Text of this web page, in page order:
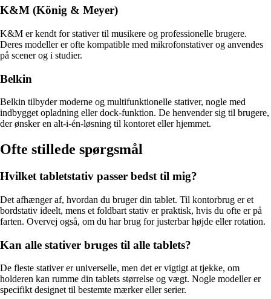
K&M (König & Meyer)
K&M er kendt for stativer til musikere og professionelle brugere.
Deres modeller er ofte kompatible med mikrofonstativer og anvendes
på scener og i studier.
Belkin
Belkin tilbyder moderne og multifunktionelle stativer, nogle med
indbygget opladning eller dock-funktion. De henvender sig til brugere,
der ønsker en alt-i-én-løsning til kontoret eller hjemmet.
Ofte stillede spørgsmål
Hvilket tabletstativ passer bedst til mig?
Det afhænger af, hvordan du bruger din tablet. Til kontorbrug er et
bordstativ ideelt, mens et foldbart stativ er praktisk, hvis du ofte er på
farten. Overvej også, om du har brug for justerbar højde eller rotation.
Kan alle stativer bruges til alle tablets?
De fleste stativer er universelle, men det er vigtigt at tjekke, om
holderen kan rumme din tablets størrelse og vægt. Nogle modeller er
specifikt designet til bestemte mærker eller serier.